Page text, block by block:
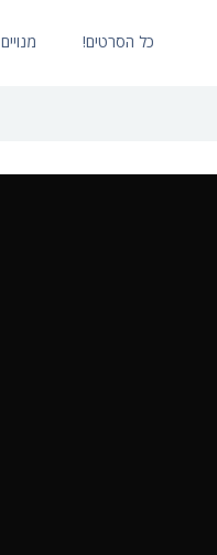
מנויים כל הסרטים!